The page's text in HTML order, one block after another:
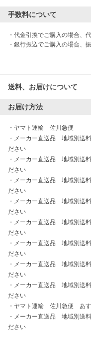
手数料について
・代金引換でご購入の場合、
・銀行振込でご購入の場合、
送料、お届けについて
お届け方法
・ ヤマト運輸　佐川急便
・ メーカー直送品　地域別送
ださい
・ メーカー直送品　地域別送
ださい
・ メーカー直送品　地域別送
ださい
・ メーカー直送品　地域別送
ださい
・ メーカー直送品　地域別送
ださい
・ メーカー直送品　地域別送
ださい
・ メーカー直送品　地域別送
ださい
・ メーカー直送品　地域別送
ださい
・ ヤマト運輸　佐川急便　あ
・ メーカー直送品　地域別送
ださい